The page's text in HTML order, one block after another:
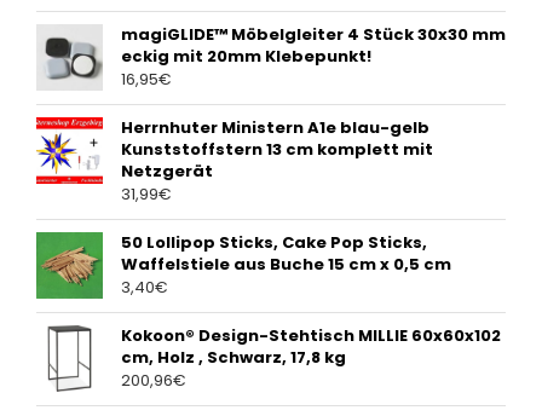
magiGLIDE™ Möbelgleiter 4 Stück 30x30 mm
eckig mit 20mm Klebepunkt!
16,95€
Herrnhuter Ministern A1e blau-gelb
Kunststoffstern 13 cm komplett mit
Netzgerät
31,99€
50 Lollipop Sticks, Cake Pop Sticks,
Waffelstiele aus Buche 15 cm x 0,5 cm
3,40€
Kokoon® Design-Stehtisch MILLIE 60x60x102
cm, Holz , Schwarz, 17,8 kg
200,96€